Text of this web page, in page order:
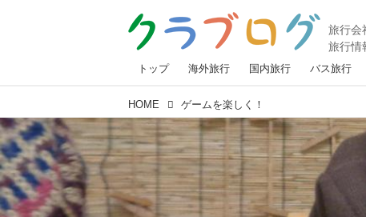
トップ 海外旅行 国内旅行 バス旅行
HOME ゲームを楽しく！